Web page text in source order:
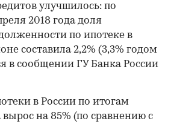
улучшилось: по
2018 года доля
по ипотеке в
составила 2,2% (3,3% годом
в сообщении ГУ Банка России
в России по итогам
вырос на 85% (по сравнению с